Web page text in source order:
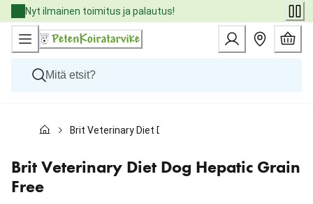
Skip
to
Content
Nyt ilmainen toimitus ja palautus!
Kissat
Eläinlääkäriruoat
Tuotemerkit
Uutuudet
Brit Veterinary Diet Dog Hepatic Grain Free
Brit Veterinary Diet Dog Hepatic Grain
Free